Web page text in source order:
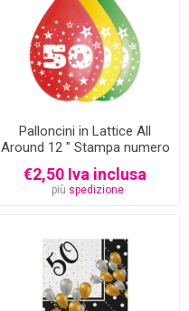
Palloncini in Lattice All
Around 12 " Stampa numero
50 Assortiti 10 pezzi
€2,50 Iva inclusa
più spedizione